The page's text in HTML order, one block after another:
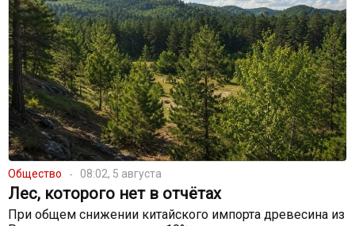
Общество 08:02, 5 августа
Лес, которого нет в отчётах
При общем снижении китайского импорта древесина из